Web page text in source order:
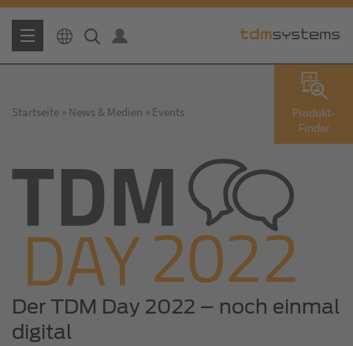
Produkt-
Finder
Startseite News & Medien Events
Der TDM Day 2022 – noch einmal
digital